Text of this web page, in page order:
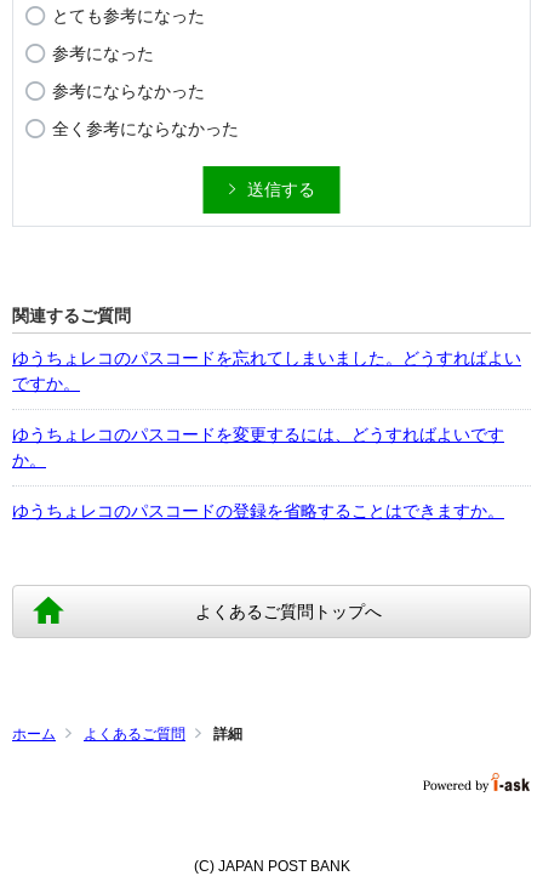
とても参考になった
参考になった
参考にならなかった
全く参考にならなかった
送信する
関連するご質問
ゆうちょレコのパスコードを忘れてしまいました。どうすればよい
ですか。
ゆうちょレコのパスコードを変更するには、どうすればよいです
か。
ゆうちょレコのパスコードの登録を省略することはできますか。
よくあるご質問トップへ
ホーム よくあるご質問 詳細
(C) JAPAN POST BANK